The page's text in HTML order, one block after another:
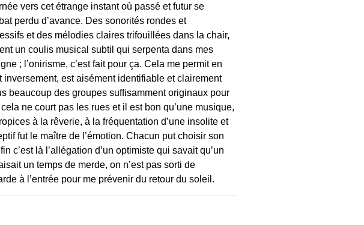
vers cet étrange instant où passé et futur se
perdu d’avance. Des sonorités rondes et
et des mélodies claires trifouillées dans la chair,
un coulis musical subtil qui serpenta dans mes
; l’onirisme, c’est fait pour ça. Cela me permit en
est aisément identifiable et clairement
beaucoup des groupes suffisamment originaux pour
ne court pas les rues et il est bon qu’une musique,
à la rêverie, à la fréquentation d’une insolite et
fut le maître de l’émotion. Chacun put choisir son
c’est là l’allégation d’un optimiste qui savait qu’un
un temps de merde, on n’est pas sorti de
à l’entrée pour me prévenir du retour du soleil.